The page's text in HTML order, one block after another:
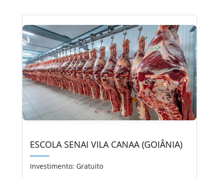
ESCOLA SENAI VILA CANAA (GOIÂNIA)
Investimento: Gratuito